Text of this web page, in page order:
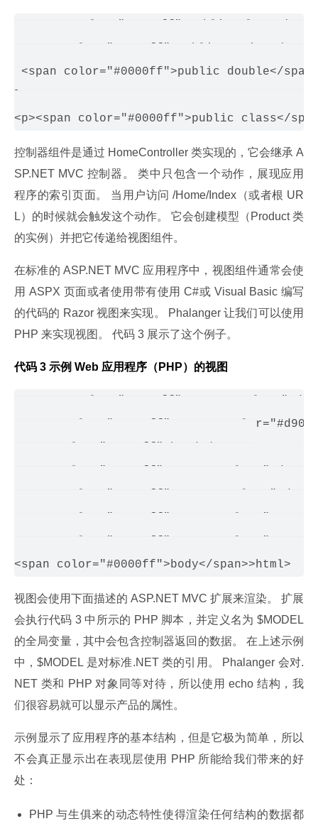
<span color="#0000ff">public double</
控制器组件是通过 HomeController 类实现的，它会继承 A
SP.NET MVC 控制器。 类中只包含一个动作，展现应用
程序的索引页面。 当用户访问 /Home/Index（或者根 UR
L）的时候就会触发这个动作。 它会创建模型（Product 类
的实例）并把它传递给视图组件。
在标准的 ASP.NET MVC 应用程序中，视图组件通常会使
用 ASPX 页面或者使用带有使用 C#或 Visual Basic 编写
的代码的 Razor 视图来实现。 Phalanger 让我们可以使用
PHP 来实现视图。 代码 3 展示了这个例子。
代码 3 示例 Web 应用程序（PHP）的视图
<span color="#0000ff"><<span
视图会使用下面描述的 ASP.NET MVC 扩展来渲染。 扩展
会执行代码 3 中所示的 PHP 脚本，并定义名为 $MODEL
的全局变量，其中会包含控制器返回的数据。 在上述示例
中，$MODEL 是对标准.NET 类的引用。 Phalanger 会对.
NET 类和 PHP 对象同等对待，所以使用 echo 结构，我
们很容易就可以显示产品的属性。
示例显示了应用程序的基本结构，但是它极为简单，所以
不会真正显示出在表现层使用 PHP 所能给我们带来的好
处：
PHP 与生俱来的动态特性使得渲染任何结构的数据都